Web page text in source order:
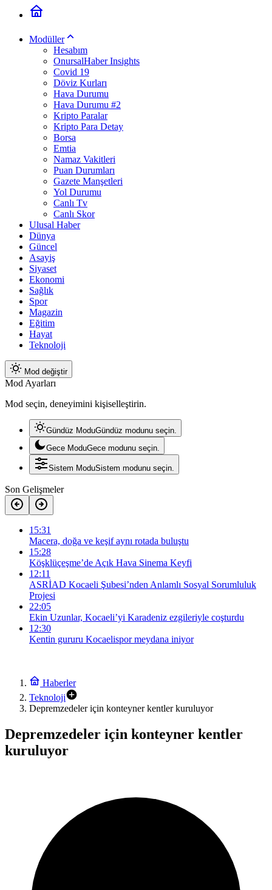
Modüller
Hesabım
OnursalHaber Insights
Covid 19
Döviz Kurları
Hava Durumu
Hava Durumu #2
Kripto Paralar
Kripto Para Detay
Borsa
Emtia
Namaz Vakitleri
Puan Durumları
Gazete Manşetleri
Yol Durumu
Canlı Tv
Canlı Skor
Ulusal Haber
Dünya
Güncel
Asayiş
Siyaset
Ekonomi
Sağlık
Spor
Magazin
Eğitim
Hayat
Teknoloji
Mod değiştir
Mod Ayarları
Mod seçin, deneyimini kişiselleştirin.
Gündüz ModuGündüz modunu seçin.
Gece ModuGece modunu seçin.
Sistem ModuSistem modunu seçin.
Son Gelişmeler
15:31
Macera, doğa ve keşif aynı rotada buluştu
15:28
Köşklüçeşme’de Açık Hava Sinema Keyfi
12:11
ASRİAD Kocaeli Şubesi’nden Anlamlı Sosyal Sorumluluk
Projesi
22:05
Ekin Uzunlar, Kocaeli’yi Karadeniz ezgileriyle coşturdu
12:30
Kentin gururu Kocaelispor meydana iniyor
Haberler
Teknoloji
Depremzedeler için konteyner kentler kuruluyor
Depremzedeler için konteyner kentler
kuruluyor